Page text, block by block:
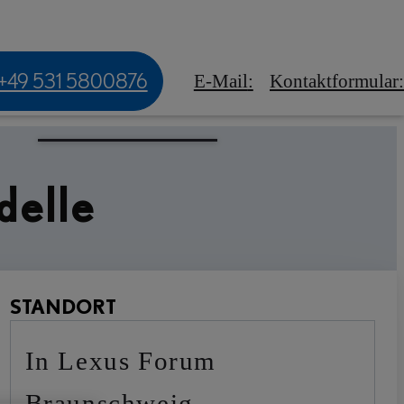
Bestandsfahrzeuge Ihr Lexus
531 5800876 E-Mail: Kontaktformular:
sind, und kontaktieren Sie bei Interesse Ihren Lexus-Händler.
STANDORT
in Lexus Forum